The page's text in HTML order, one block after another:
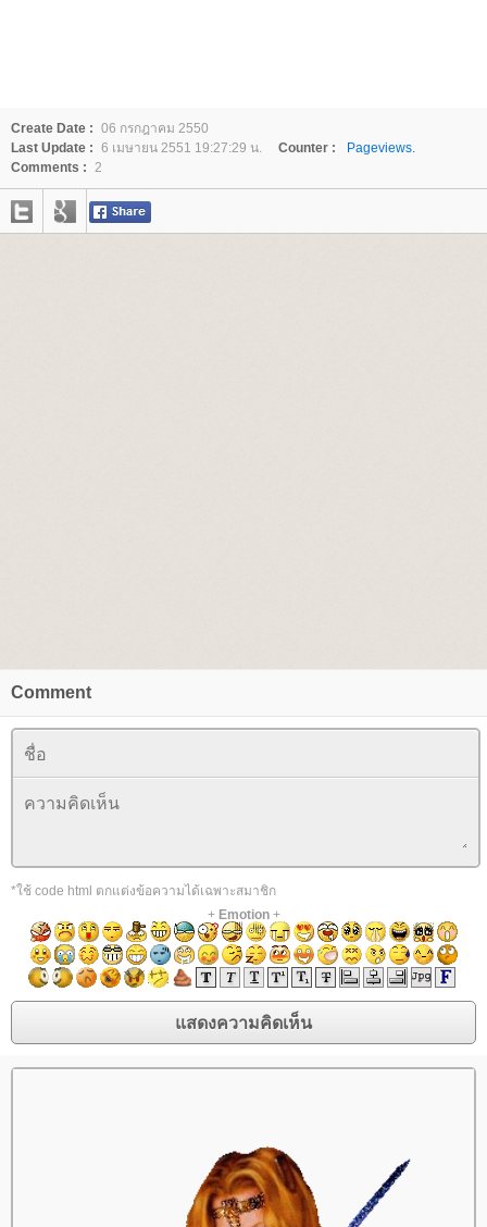
Create Date : 06 กรกฎาคม 2550
Last Update : 6 เมษายน 2551 19:27:29 น. Counter :
Pageviews.
Comments : 2
Comment
*ใช้ code html ตกแต่งข้อความได้เฉพาะสมาชิก
+ Emotion+